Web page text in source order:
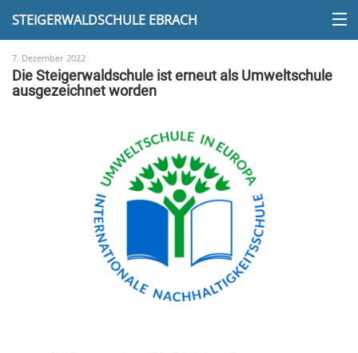
STEIGERWALDSCHULE EBRACH
7. Dezember 2022
Die Steigerwaldschule ist erneut als Umweltschule
ausgezeichnet worden